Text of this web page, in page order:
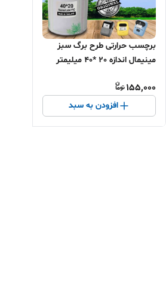
برچسب حرارتی طرح برگ سبز
مینیمال اندازه 20 *40 میلیمتر
155,000
افزودن به سبد